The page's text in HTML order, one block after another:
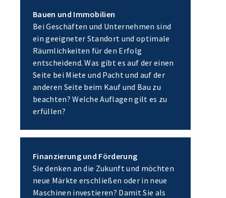
Bauen und Immobilien
Bei Geschäften und Unternehmen sind
ein geeigneter Standort und optimale
Räumlichkeiten für den Erfolg
entscheidend. Was gibt es auf der einen
Seite bei Miete und Pacht und auf der
anderen Seite beim Kauf und Bau zu
beachten? Welche Auflagen gilt es zu
erfüllen?
Finanzierung und Förderung
Sie denken an die Zukunft und möchten
neue Märkte erschließen oder in neue
Maschinen investieren? Damit Sie als